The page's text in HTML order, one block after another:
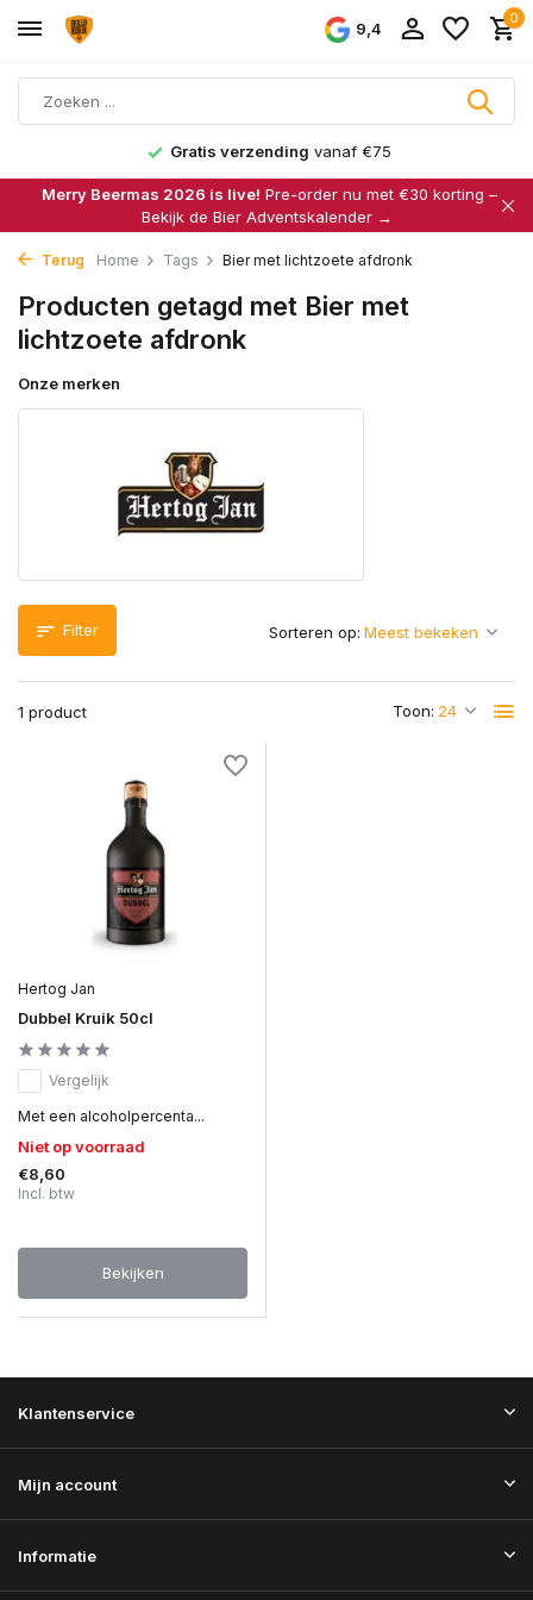
9,4
0
Gratis verzending vanaf €75
Merry Beermas 2026 is live! Pre-order nu met €30 korting –
Bekijk de Bier Adventskalender →
Terug Home Tags Bier met lichtzoete afdronk
Producten getagd met Bier met
lichtzoete afdronk
Onze merken
Filter
1 product Toon:
Sorteren op:
Hertog Jan
Dubbel Kruik 50cl
Vergelijk
Met een alcoholpercenta...
Niet op voorraad
€8,60
Incl. btw
Bekijken
Klantenservice
Mijn account
Informatie